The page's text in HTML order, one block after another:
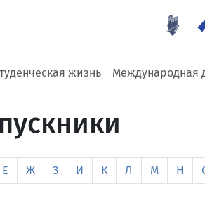
жизнь Международная
Е Ж З И К Л М Н